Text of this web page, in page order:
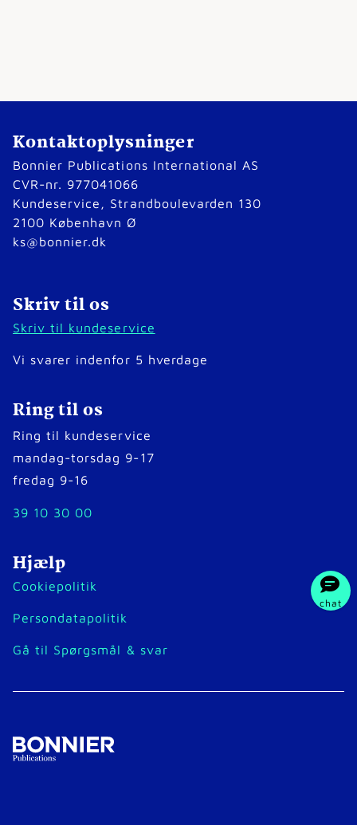
Kontaktoplysninger
Bonnier Publications International AS
CVR-nr. 977041066
Kundeservice, Strandboulevarden 130
2100 København Ø
ks@bonnier.dk
Skriv til os
Skriv til kundeservice
Vi svarer indenfor 5 hverdage
Ring til os
Ring til kundeservice
mandag-torsdag 9-17
fredag 9-16
39 10 30 00
Hjælp
Cookiepolitik
Persondatapolitik
Gå til Spørgsmål & svar
chat